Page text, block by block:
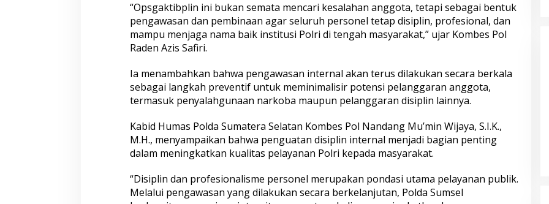
“Opsgaktibplin ini bukan semata mencari kesalahan anggota, tetapi sebagai bentuk
pengawasan dan pembinaan agar seluruh personel tetap disiplin, profesional, dan
mampu menjaga nama baik institusi Polri di tengah masyarakat,” ujar Kombes Pol
Raden Azis Safiri.
Ia menambahkan bahwa pengawasan internal akan terus dilakukan secara berkala
sebagai langkah preventif untuk meminimalisir potensi pelanggaran anggota,
termasuk penyalahgunaan narkoba maupun pelanggaran disiplin lainnya.
Kabid Humas Polda Sumatera Selatan Kombes Pol Nandang Mu’min Wijaya, S.I.K.,
M.H., menyampaikan bahwa penguatan disiplin internal menjadi bagian penting
dalam meningkatkan kualitas pelayanan Polri kepada masyarakat.
“Disiplin dan profesionalisme personel merupakan pondasi utama pelayanan publik.
Melalui pengawasan yang dilakukan secara berkelanjutan, Polda Sumsel